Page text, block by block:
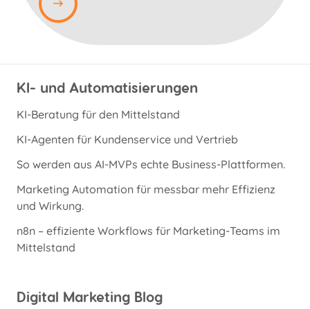
KI- und Automatisierungen
KI-Beratung für den Mittelstand
KI-Agenten für Kundenservice und Vertrieb
So werden aus AI-MVPs echte Business-Plattformen.
Marketing Automation für messbar mehr Effizienz
und Wirkung.
n8n – effiziente Workflows für Marketing-Teams im
Mittelstand
Digital Marketing Blog